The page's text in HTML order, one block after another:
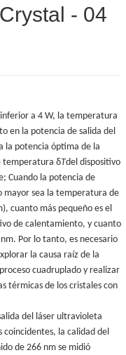
- 04
a 4 W, la temperatura
en la potencia de salida del
la potencia óptima de la
temperatura δTdel dispositivo
Cuando la potencia de
mayor sea la temperatura de
, cuanto más pequeño es el
de calentamiento, y cuanto
Por lo tanto, es necesario
la causa raíz de la
cuadruplado y realizar
térmicas de los cristales con
del láser ultravioleta
la calidad del
de 266 nm se midió